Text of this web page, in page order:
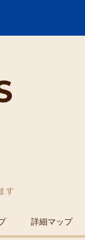
す
詳細マップ